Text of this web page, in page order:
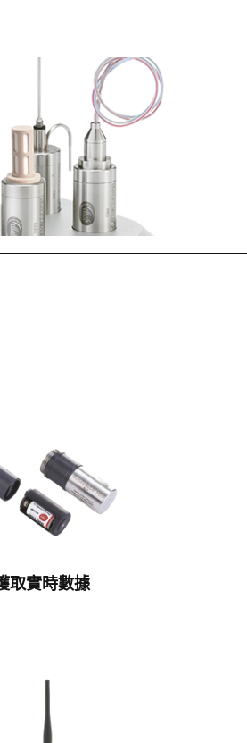
取實時數據